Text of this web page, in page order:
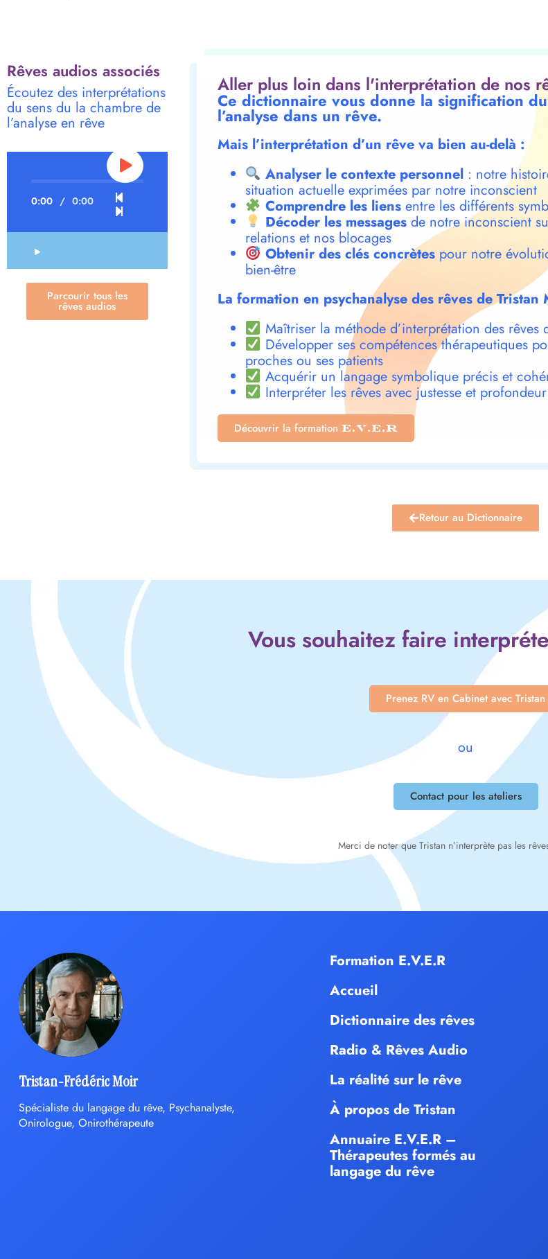
Rêves audios associés
Écoutez des interprétations
du sens du la chambre de
l’analyse en rêve
0:00 / 0:00
Parcourir tous les
rêves audios
Aller plus loin dans l'interprétation de nos
Ce dictionnaire vous donne la signification
l’analyse dans un rêve.
Mais l’interprétation d’un rêve va bien au-delà :
Analyser le contexte personnel: notre
situation actuelle exprimées par notre inconscient
Comprendre les liensentre les différents
Décoder les messagesde notre inconscient
relations et nos blocages
Obtenir des clés concrètespour notre
bien-être
La formation en psychanalyse des rêves de
Maîtriser la méthode d’interprétation des rêves
Développer ses compétences thérapeutiques
proches ou ses patients
Acquérir un langage symbolique précis et
Interpréter les rêves avec justesse et profondeur
Découvrir la formation E.V.E.R
Retour au Dictionnaire
Vous souhaitez faire
Prenez RV en Cabinet avec Tristan
ou
Contact pour les ateliers
Merci de noter que Tristan n’interprète pas les
Tristan-Frédéric Moir
Spécialiste du langage du rêve, Psychanalyste,
Onirologue, Onirothérapeute
Formation E.V.E.R
Accueil
Dictionnaire des rêves
Radio & Rêves Audio
La réalité sur le rêve
À propos de Tristan
Annuaire E.V.E.R –
Thérapeutes formés au
langage du rêve